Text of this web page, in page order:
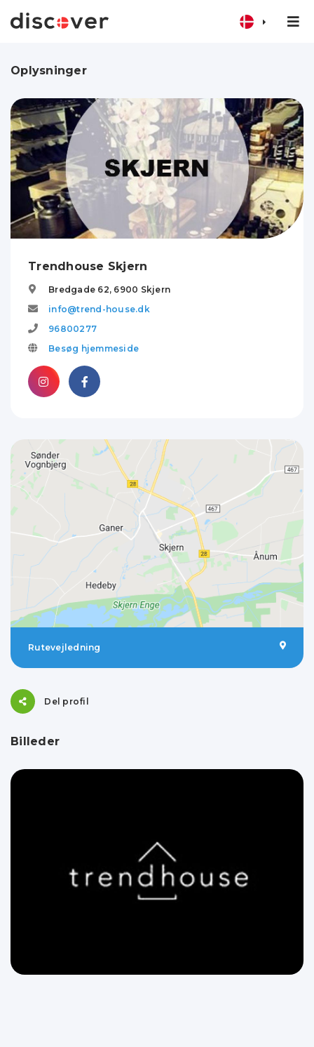
Oplysninger
Trendhouse Skjern
Bredgade 62, 6900 Skjern
info@trend-house.dk
96800277
Besøg hjemmeside
Rutevejledning
Del profil
Billeder